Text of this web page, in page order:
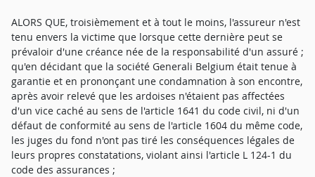
ALORS QUE, troisièmement et à tout le moins, l'assureur n'est
tenu envers la victime que lorsque cette dernière peut se
prévaloir d'une créance née de la responsabilité d'un assuré ;
qu'en décidant que la société Generali Belgium était tenue à
garantie et en prononçant une condamnation à son encontre,
après avoir relevé que les ardoises n'étaient pas affectées
d'un vice caché au sens de l'article 1641 du code civil, ni d'un
défaut de conformité au sens de l'article 1604 du même code,
les juges du fond n'ont pas tiré les conséquences légales de
leurs propres constatations, violant ainsi l'article L 124-1 du
code des assurances ;